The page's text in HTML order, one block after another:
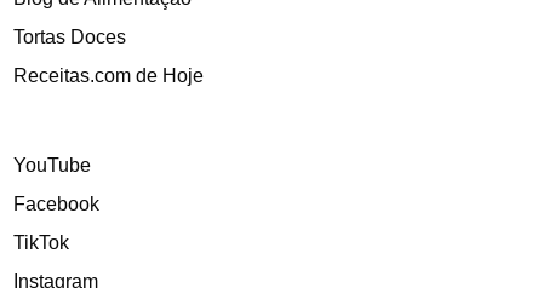
Tortas Doces
Receitas.com de Hoje
YouTube
Facebook
TikTok
Instagram